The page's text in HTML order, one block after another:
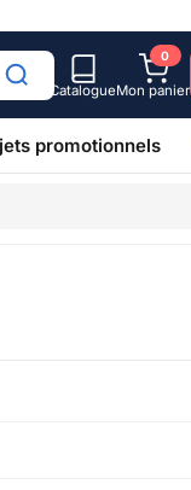
Catalogue
0
Mon panier
promotionnels